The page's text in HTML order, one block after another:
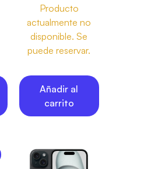
Producto
actualmente no
disponible. Se
puede reservar.
Añadir al
carrito